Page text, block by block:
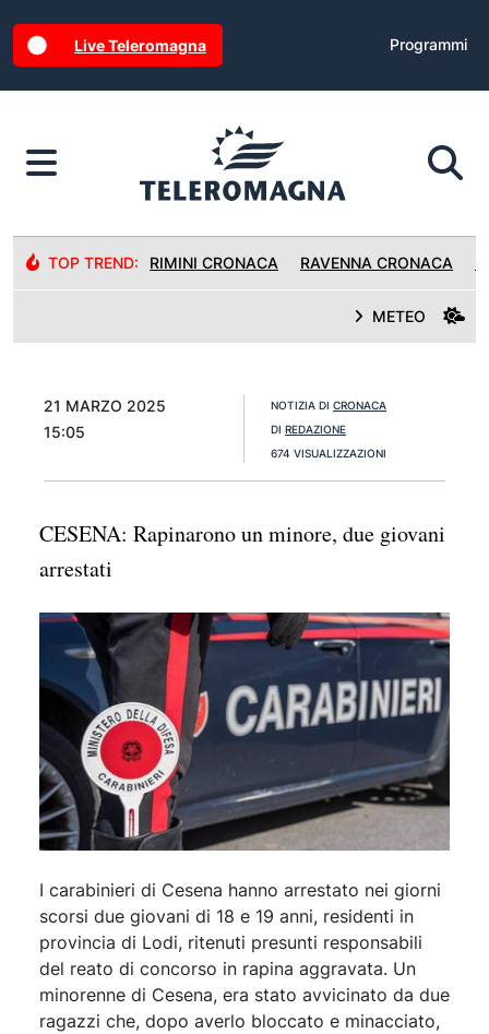
Live Teleromagna Programmi
TOP TREND: RIMINI CRONACA RAVENNA CRONACA
METEO
21 MARZO 2025
15:05
NOTIZIA DI CRONACA
DI REDAZIONE
674 VISUALIZZAZIONI
CESENA: Rapinarono un minore, due giovani
arrestati
I carabinieri di Cesena hanno arrestato nei giorni
scorsi due giovani di 18 e 19 anni, residenti in
provincia di Lodi, ritenuti presunti responsabili
del reato di concorso in rapina aggravata. Un
minorenne di Cesena, era stato avvicinato da due
ragazzi che, dopo averlo bloccato e minacciato,